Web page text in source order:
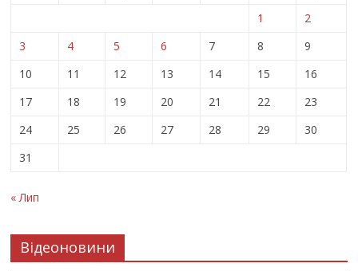
1
2
3
4 5 6 7 8
9
10
11 12 13 14 15
16
17
18 19 20 21 22
23
24
25 26 27 28 29
30
31
« Лип
Відеоновини